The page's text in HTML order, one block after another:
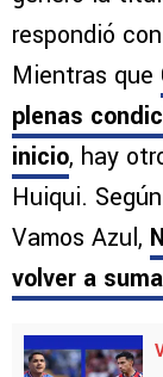
respondió
Mientras que
plenas
inicio, hay
Huiqui.
Vamos Azul,
volver a